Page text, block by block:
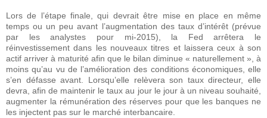
Lors de l’étape finale, qui devrait être mise en place en même
temps ou un peu avant l’augmentation des taux d’intérêt (prévue
par les analystes pour mi-2015), la Fed arrêtera le
réinvestissement dans les nouveaux titres et laissera ceux à son
actif arriver à maturité afin que le bilan diminue « naturellement », à
moins qu’au vu de l’amélioration des conditions économiques, elle
s’en défasse avant. Lorsqu’elle relèvera son taux directeur, elle
devra, afin de maintenir le taux au jour le jour à un niveau souhaité,
augmenter la rémunération des réserves pour que les banques ne
les injectent pas sur le marché interbancaire.